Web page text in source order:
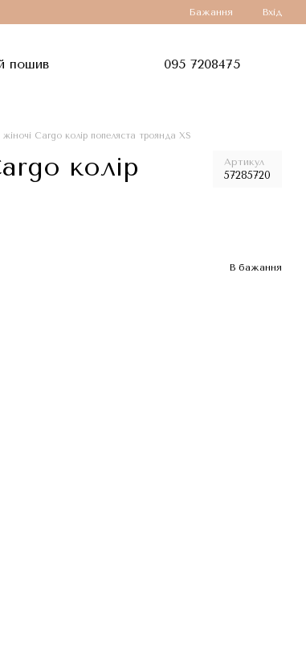
Бажання Вхід
пошив 095 7208475
Cargo колір попеляста троянда XS
колір
Артикул
57285720
В бажання